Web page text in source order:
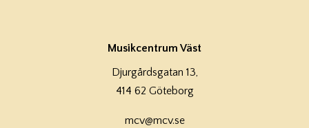
Musikcentrum Väst
Djurgårdsgatan 13,
414 62 Göteborg
mcv@mcv.se